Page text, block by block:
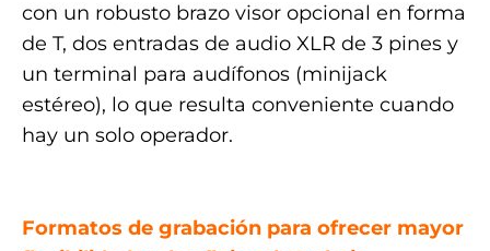
con un robusto brazo visor opcional en forma
de T, dos entradas de audio XLR de 3 pines y
un terminal para audífonos (minijack
estéreo), lo que resulta conveniente cuando
hay un solo operador.
Formatos de grabación para ofrecer mayor